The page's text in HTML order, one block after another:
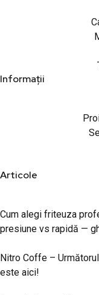
Informații
Articole
Cum alegi friteuza
presiune vs rapidă —
Nitro Coffe –
este aici!